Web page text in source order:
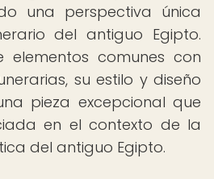
una perspectiva única
del antiguo Egipto.
elementos comunes con
su estilo y diseño
pieza excepcional que
en el contexto de la
del antiguo Egipto.